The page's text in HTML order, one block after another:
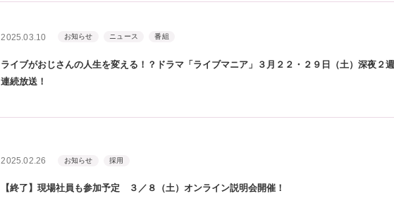
2025.03.10 お知らせ ニュース 番組
ライブがおじさんの人生を変える！？ドラマ「ライブマニア」３月２２・２９日（土）深夜２週
連続放送！
2025.02.26 お知らせ 採用
【終了】現場社員も参加予定 ３／８（土）オンライン説明会開催！